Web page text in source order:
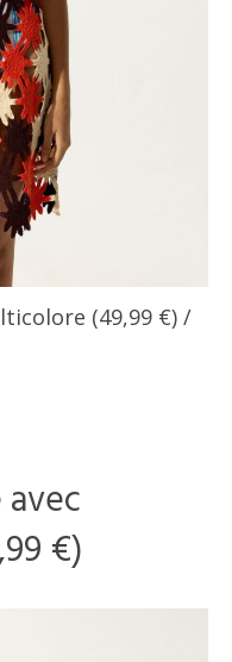
(49,99 €) /
€)